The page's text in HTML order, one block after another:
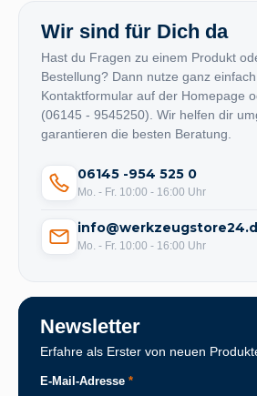
Wir sind für Dich da
Hast du Fragen zu einem Produkt
Bestellung? Dann nutze ganz
Kontaktformular auf der Homepage
(06145 - 9545250). Wir helfen dir
garantieren die besten Beratung.
06145 -954 525 0
Mo. - Fr. 10:00 - 16:00 Uhr
Mo. - Fr. 10:00 - 16:00 Uhr
Newsletter
Erfahre als Erster von neuen
E-Mail-Adresse *